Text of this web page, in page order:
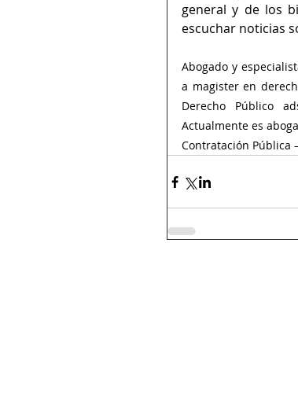
general y de los
escuchar noticias
Abogado y
a magister en
Derecho Público
Actualmente es
Contratación Pública